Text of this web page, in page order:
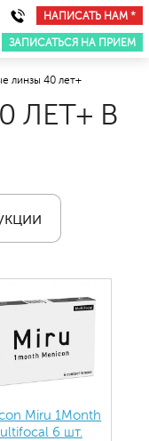
НАПИСАТЬ НАМ *
ЗАПИСАТЬСЯ НА ПРИЕМ
линзы 40 лет+
ЛЕТ+ В
Miru 1Month
6 шт.